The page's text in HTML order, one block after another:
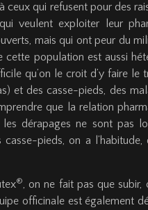
ceux qui refusent pour des
veulent exploiter leur
mais qui ont peur du
population est aussi
qu’on le croit d’y faire le
et des casse-pieds, des
que la relation
les dérapages ne sont pas
casse-pieds, on a
®
, on ne fait pas que
officinale est également